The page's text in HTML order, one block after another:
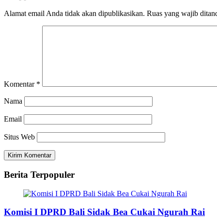
Alamat email Anda tidak akan dipublikasikan. Ruas yang wajib
Komentar *
Nama
Email
Situs Web
Berita Terpopuler
Komisi I DPRD Bali Sidak Bea Cukai Ngurah Rai